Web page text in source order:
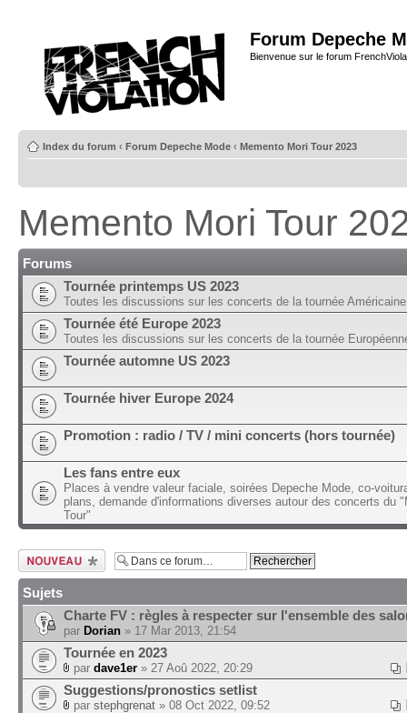
Forum Depeche
Bienvenue sur le forum
Index du forum ‹ Forum Depeche Mode ‹ Memento Mori Tour 2023
Memento Mori Tour
Forums
Tournée printemps US 2023
Toutes les discussions sur les concerts de la tournée
Tournée été Europe 2023
Toutes les discussions sur les concerts de la tournée
Tournée automne US 2023
Tournée hiver Europe 2024
Promotion : radio / TV / mini concerts (hors tournée)
Les fans entre eux
Places à vendre valeur faciale, soirées Depeche Mode, co-
plans, demande d'informations diverses autour des concerts du
Tour"
Ecrire un nouveau
sujet
Sujets
Charte FV : règles à respecter sur l'ensemble des
par Dorian » 17 Mar 2013, 21:54
Tournée en 2023
par dave1er » 27 Aoû 2022, 20:29
Suggestions/pronostics setlist
par stephgrenat » 08 Oct 2022, 09:52